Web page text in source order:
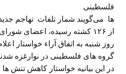
فلسطينی
ها می‌گويند شمار تلفات تهاجم
از ۱۲۶ کشته رسيده، اعضای
روز شنبه به اتفاق آراء خواستار
در اين بيانيه خواستار کاهش تنش